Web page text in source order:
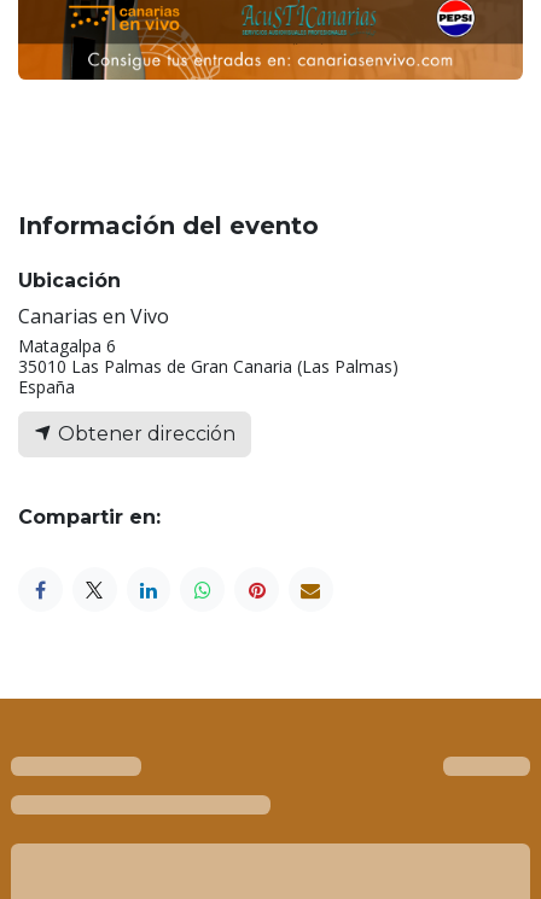
Información del evento
Ubicación
Canarias en Vivo
Matagalpa 6
35010 Las Palmas de Gran Canaria (Las Palmas)
España
Obtener dirección
Compartir en: